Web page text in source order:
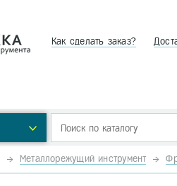
Как сделать заказ?
Металлорежущий инструмент